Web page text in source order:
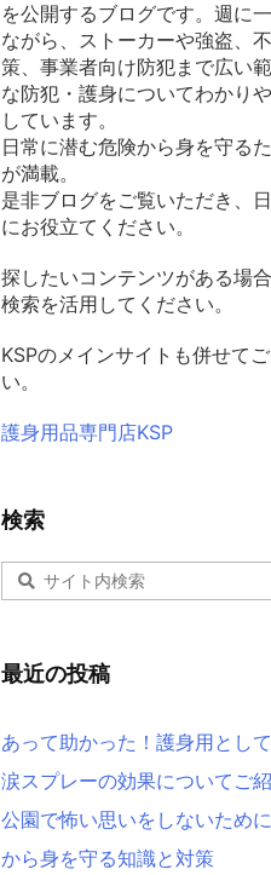
を公開するブログです。週に
ながら、ストーカーや強盗、
策、事業者向け防犯まで広い
な防犯・護身についてわかり
しています。
日常に潜む危険から身を守る
が満載。
是非ブログをご覧いただき、
にお役立てください。
探したいコンテンツがある場
検索を活用してください。
KSPのメインサイトも併せて
い。
護身用品専門店KSP
検索
最近の投稿
あって助かった！護身用とし
涙スプレーの効果についてご紹
公園で怖い思いをしないため
から身を守る知識と対策